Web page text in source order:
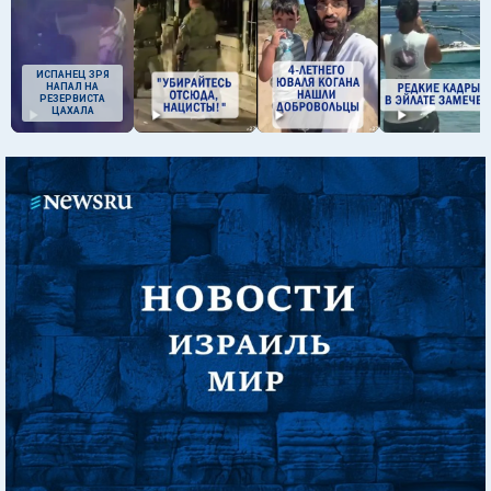
ИСПАНЕЦ ЗРЯ
НАПАЛ НА
РЕЗЕРВИСТА
ЦАХАЛА